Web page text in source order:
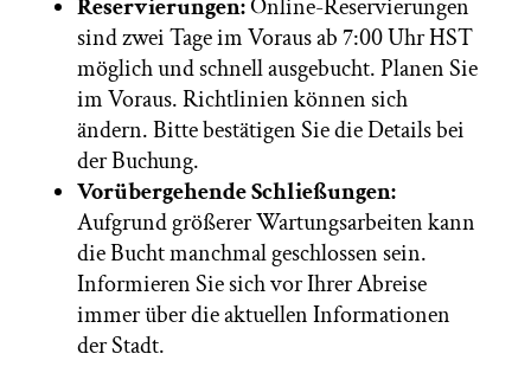
Reservierungen:Online-Reservierungen
sind zwei Tage im Voraus ab 7:00 Uhr HST
möglich und schnell ausgebucht. Planen Sie
im Voraus. Richtlinien können sich
ändern. Bitte bestätigen Sie die Details bei
der Buchung.
Vorübergehende Schließungen:
Aufgrund größerer Wartungsarbeiten kann
die Bucht manchmal geschlossen sein.
Informieren Sie sich vor Ihrer Abreise
immer über die aktuellen Informationen
der Stadt.